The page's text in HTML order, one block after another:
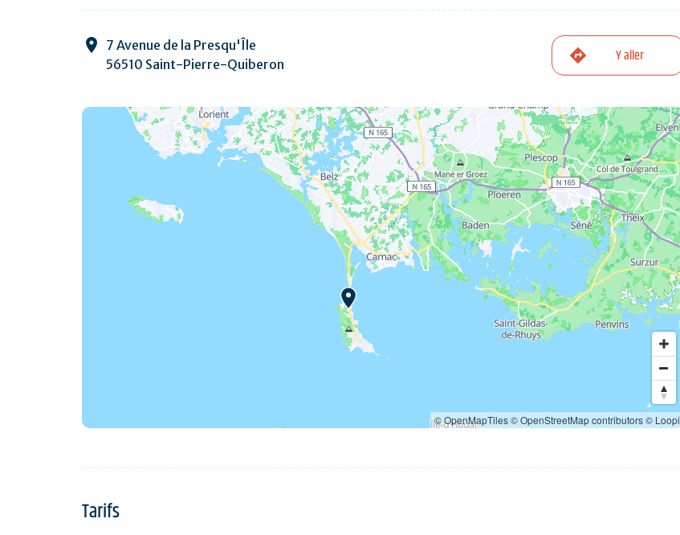
7 Avenue de la Presqu'Île
56510 Saint-Pierre-Quiberon
Y aller
© OpenMapTiles© OpenStreetMap contributors© Loopi
Tarifs